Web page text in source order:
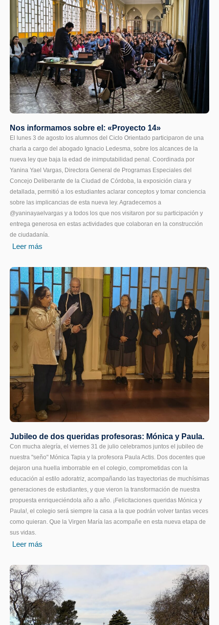
Nos informamos sobre el: «Proyecto 14»
El lunes 3 de agosto los alumnos del Ciclo Orientado participaron de una
charla a cargo del abogado Ignacio Ledesma, sobre los alcances de la
nueva ley que baja la edad de inimputabilidad penal. Coordinada por
Yanina Yael Vargas, Directora General de Programas Especiales del
Concejo Deliberante de la Ciudad de Córdoba, la exposición clara y
detallada, permitió a los estudiantes aclarar conceptos y tomar conciencia
sobre las implicancias de esta nueva ley. Agradecemos a
@yaninayaelvargas y a todos los que nos visitaron por su participación y
entrega generosa en estas actividades que colaboran en la construcción
de ciudadanía.
Leer más
Jubileo de dos queridas profesoras: Mónica y Paula.
Con mucha alegría, el viernes 31 de julio celebramos juntos el jubileo de
nuestra "seño" Mónica Tapia y la profesora Paula Actis. Dos docentes que
dejaron una huella imborrable en el colegio, comprometidas con la
educación al estilo adoratriz, acompañando las trayectorias de muchísimas
generaciones de estudiantes, y que vieron la transformación de nuestra
propuesta enriqueciéndola año a año. ¡Felicitaciones queridas Mónica y
Paula!, el colegio será siempre la casa a la que podrán volver tantas veces
como quieran. Que la Virgen María las acompañe en esta nueva etapa de
sus vidas.
Leer más